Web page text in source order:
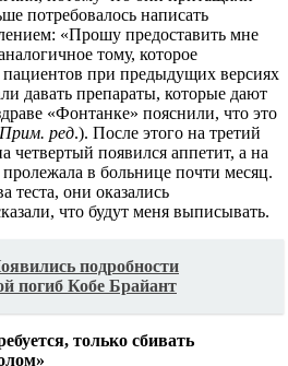
потребовалось написать
«Прошу предоставить мне
тому, которое
пациентов при предыдущих версиях
давать препараты, которые дают
«Фонтанке» пояснили, что это
Прим. ред.). После этого на третий
четвертый появился аппетит, а на
в больнице почти месяц.
теста, они оказались
что будут меня выписывать.
подробности
погиб Кобе Брайант
только сбивать